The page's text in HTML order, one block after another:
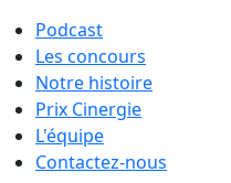
Podcast
Les concours
Notre histoire
Prix Cinergie
L'équipe
Contactez-nous